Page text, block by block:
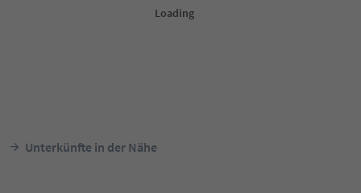
Unterkünfte in der Nähe